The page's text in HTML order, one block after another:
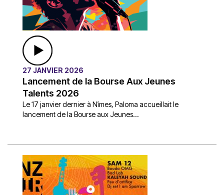
27 JANVIER 2026
Lancement de la Bourse Aux Jeunes
Talents 2026
Le 17 janvier dernier à Nîmes, Paloma accueillait le
lancement de la Bourse aux Jeunes...